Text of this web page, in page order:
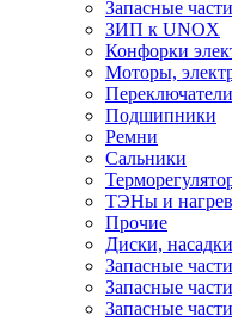
Запасные
ЗИП к UNOX
Конфорки
Моторы,
Подшипники
Ремни
Сальники
ТЭНы и
Прочие
Диски,
Запасные
Запасные
Запасные